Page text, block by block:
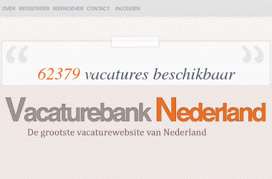
OVER REGISTREER WERKGEVER CONTACT INLOGGEN
62379vacatures beschikbaar